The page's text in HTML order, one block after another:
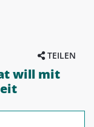
TEILEN
will mit